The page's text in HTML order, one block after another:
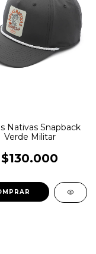
Nativas Snapback
Verde Militar
$130.000